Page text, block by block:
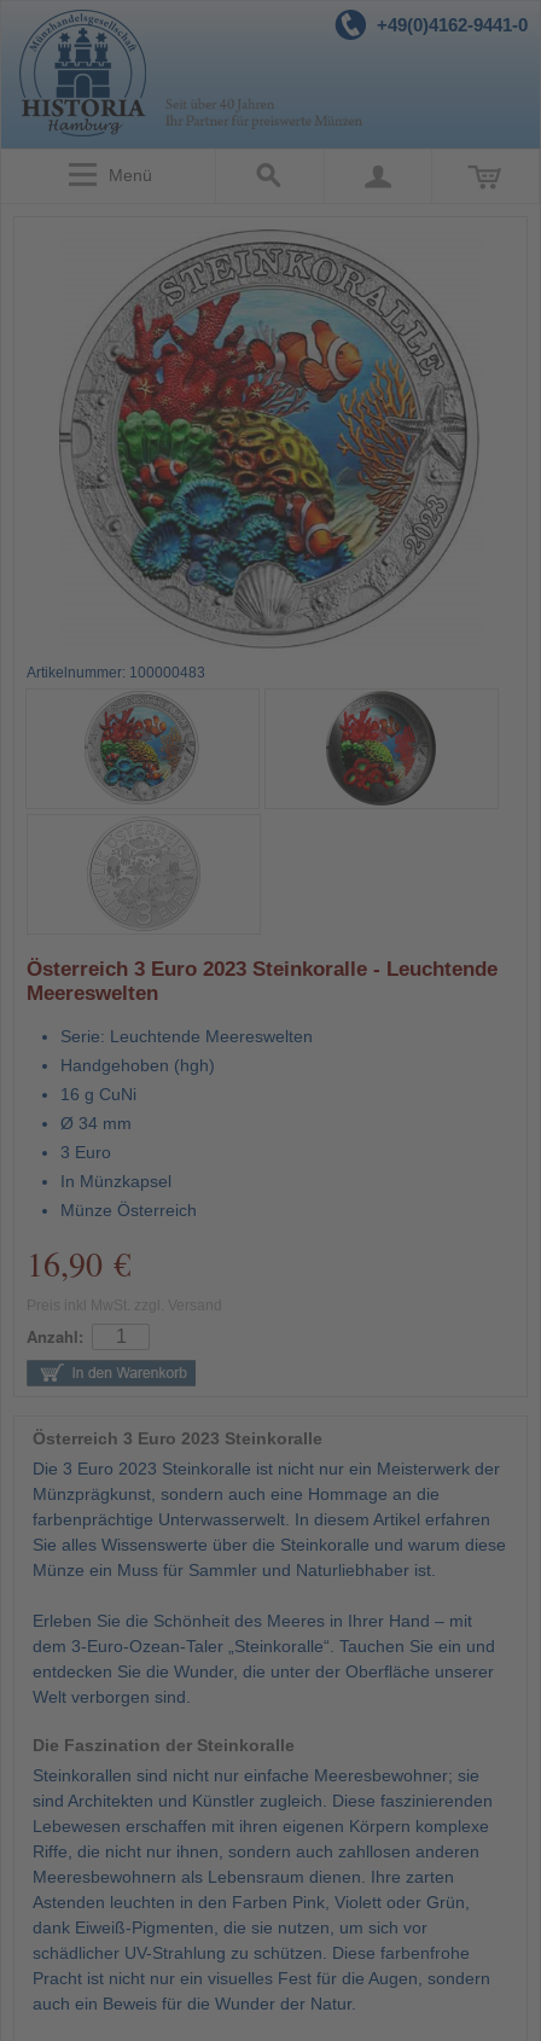
+49(0)4162-9441-0
Menü
Artikelnummer: 100000483
Österreich 3 Euro 2023 Steinkoralle - Leuchtende
Meereswelten
Serie: Leuchtende Meereswelten
Handgehoben (hgh)
16 g CuNi
Ø 34 mm
3 Euro
In Münzkapsel
Münze Österreich
16,90 €
Anzahl:
Österreich 3 Euro 2023 Steinkoralle
Die 3 Euro 2023 Steinkoralle ist nicht nur ein Meisterwerk der
Münzprägkunst, sondern auch eine Hommage an die
farbenprächtige Unterwasserwelt. In diesem Artikel erfahren
Sie alles Wissenswerte über die Steinkoralle und warum diese
Münze ein Muss für Sammler und Naturliebhaber ist.
Erleben Sie die Schönheit des Meeres in Ihrer Hand – mit
dem 3-Euro-Ozean-Taler „Steinkoralle“. Tauchen Sie ein und
entdecken Sie die Wunder, die unter der Oberfläche unserer
Welt verborgen sind.
Die Faszination der Steinkoralle
Steinkorallen sind nicht nur einfache Meeresbewohner; sie
sind Architekten und Künstler zugleich. Diese faszinierenden
Lebewesen erschaffen mit ihren eigenen Körpern komplexe
Riffe, die nicht nur ihnen, sondern auch zahllosen anderen
Meeresbewohnern als Lebensraum dienen. Ihre zarten
Astenden leuchten in den Farben Pink, Violett oder Grün,
dank Eiweiß-Pigmenten, die sie nutzen, um sich vor
schädlicher UV-Strahlung zu schützen. Diese farbenfrohe
Pracht ist nicht nur ein visuelles Fest für die Augen, sondern
auch ein Beweis für die Wunder der Natur.